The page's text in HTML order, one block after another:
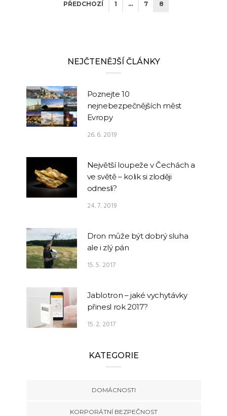
PŘEDCHOZÍ 1 … 7 8
NEJČTENĚJŠÍ ČLÁNKY
Poznejte 10
nejnebezpečnějších měst
Evropy
26. 6. 2019
Největší loupeže v Čechách a
ve světě – kolik si zloději
odnesli?
24. 7. 2019
Dron může být dobrý sluha
ale i zlý pán
15. 5. 2017
Jablotron – jaké vychytávky
přinesl rok 2017?
15. 2. 2017
KATEGORIE
DOMÁCNOSTI
KORPORÁTNÍ BEZPEČNOST